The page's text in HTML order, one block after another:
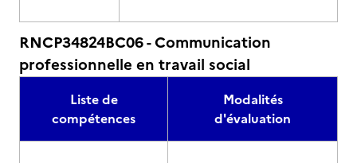
RNCP34824BC06 - Communication
professionnelle en travail social
Liste de
compétences
Modalités
d'évaluation